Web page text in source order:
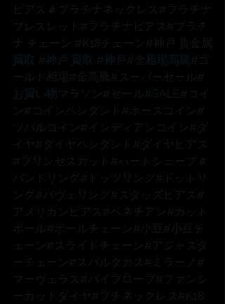
ピアス ＃プラチナネックレス #プラチナ
ブレスレット #プラチナピアス #プラチ
ナ
チェーン #K18チェーン #神戸 貴金属
買取 #神戸 買取 #神戸 #金相場高騰 #ゴ
ールド相場 #金高騰 #スーパーセール#
お買い物マラソン #セール#SALE#コイ
ン #コインペンダント #ホースコイン #
ツバルコイン #インディアンコイン #ダ
イヤ #ダイヤペンダント #ダイヤピアス
#プリンセスカット #ハートシェープ ＃
バンドリング #ドッツリング #ドットリ
ング #パヴェリング #スタッズピアス #
アメリカンピアス #ベネチアン #カット
ボール#ボールチェーン #小豆 #小豆チ
ェーン #スライドチェーン #アジャスタ
ーチェーン #スパルタカス #ミラーノ #
マーヴェラス #パイプロープ #ファンシ
ーカットダイヤ #プチネックレス #K18